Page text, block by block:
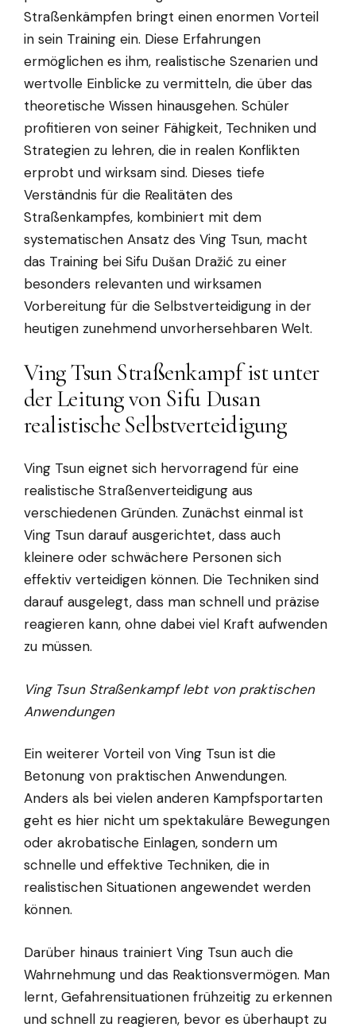
Straßenkämpfen bringt einen enormen Vorteil
in sein Training ein. Diese Erfahrungen
ermöglichen es ihm, realistische Szenarien und
wertvolle Einblicke zu vermitteln, die über das
theoretische Wissen hinausgehen. Schüler
profitieren von seiner Fähigkeit, Techniken und
Strategien zu lehren, die in realen Konflikten
erprobt und wirksam sind. Dieses tiefe
Verständnis für die Realitäten des
Straßenkampfes, kombiniert mit dem
systematischen Ansatz des Ving Tsun, macht
das Training bei Sifu Dušan Dražić zu einer
besonders relevanten und wirksamen
Vorbereitung für die Selbstverteidigung in der
heutigen zunehmend unvorhersehbaren Welt.
Ving Tsun Straßenkampf ist unter
der Leitung von Sifu Dusan
realistische Selbstverteidigung
Ving Tsun eignet sich hervorragend für eine
realistische Straßenverteidigung aus
verschiedenen Gründen. Zunächst einmal ist
Ving Tsun darauf ausgerichtet, dass auch
kleinere oder schwächere Personen sich
effektiv verteidigen können. Die Techniken sind
darauf ausgelegt, dass man schnell und präzise
reagieren kann, ohne dabei viel Kraft aufwenden
zu müssen.
Ving Tsun Straßenkampf lebt von praktischen
Anwendungen
Ein weiterer Vorteil von Ving Tsun ist die
Betonung von praktischen Anwendungen.
Anders als bei vielen anderen Kampfsportarten
geht es hier nicht um spektakuläre Bewegungen
oder akrobatische Einlagen, sondern um
schnelle und effektive Techniken, die in
realistischen Situationen angewendet werden
können.
Darüber hinaus trainiert Ving Tsun auch die
Wahrnehmung und das Reaktionsvermögen. Man
lernt, Gefahrensituationen frühzeitig zu erkennen
und schnell zu reagieren, bevor es überhaupt zu